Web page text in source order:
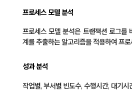
프로세스 모델 분석
프로세스 모델 분석은 트랜잭션 로그를
계를 추출하는 알고리즘을 적용하여 프
성과 분석
작업별, 부서별 빈도수, 수행시간, 대기